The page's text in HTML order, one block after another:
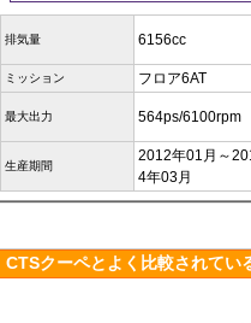
排気量 6156cc
ミッション フロア6AT
最大出力 564ps/6100rpm
生産期間
2012年01月～
4年03月
CTSクーペとよく比較されてい